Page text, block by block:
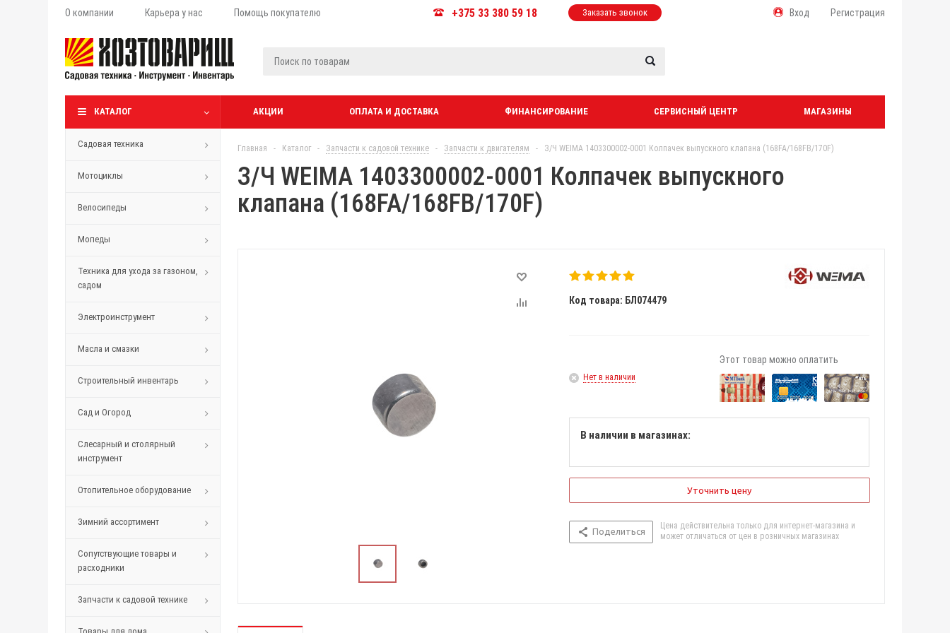
О компании Карьера у нас Помощь покупателю +375 33 380 59 18 Заказать звонок Вход Регистрация
КАТАЛОГ АКЦИИ ОПЛАТА И ДОСТАВКА ФИНАНСИРОВАНИЕ СЕРВИСНЫЙ ЦЕНТР МАГАЗИНЫ
Садовая техника
Мотоциклы
Велосипеды
Мопеды
Техника для ухода за газоном,
садом
Электроинструмент
Масла и смазки
Строительный инвентарь
Сад и Огород
Слесарный и столярный
инструмент
Отопительное оборудование
Зимний ассортимент
Сопутствующие товары и
расходники
Запчасти к садовой технике
Главная - Каталог - Запчасти к садовой технике - Запчасти к двигателям - З/Ч WEIMA 1403300002-0001 Колпачек выпускного клапана (168FA/168FB/170F)
З/Ч WEIMA 1403300002-0001 Колпачек выпускного
клапана (168FA/168FB/170F)
Код товара: БЛ074479
Нет в наличии
Этот товар можно оплатить
В наличии в магазинах:
Уточнить цену
Поделиться
Цена действительна только для интернет-магазина и
может отличаться от цен в розничных магазинах